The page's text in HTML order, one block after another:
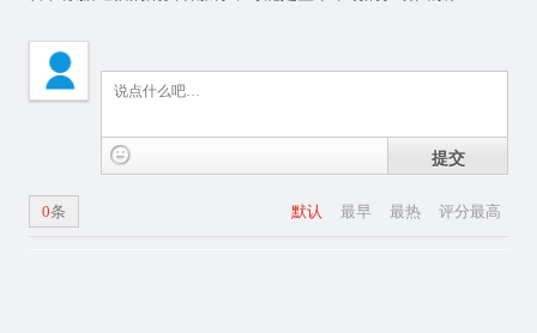
提交
默认 最早 最热 评分最高
0条